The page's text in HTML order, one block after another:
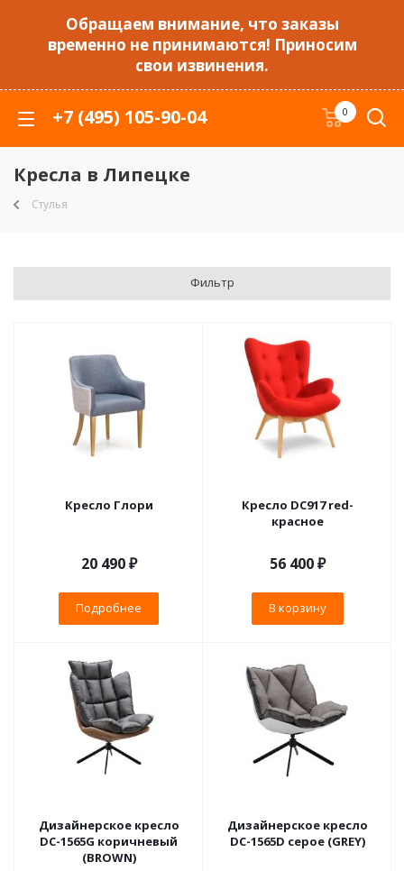
Обращаем внимание, что заказы
временно не принимаются! Приносим
свои извинения.
+7 (495) 105-90-04 0
Кресла в Липецке
Стулья
Фильтр
Кресло Глори
20 490 ₽
Подробнее
Кресло DC917 red-
красное
56 400₽
В корзину
Дизайнерское кресло
DC-1565G коричневый
(BROWN)
Дизайнерское кресло
DC-1565D серое (GREY)